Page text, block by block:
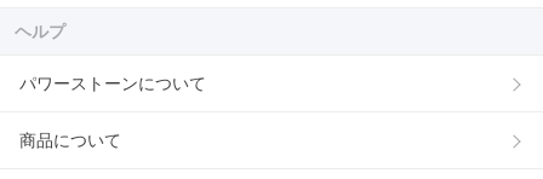
ヘルプ
パワーストーンについて
商品について